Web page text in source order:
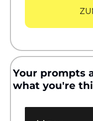
Your prompts
what you're